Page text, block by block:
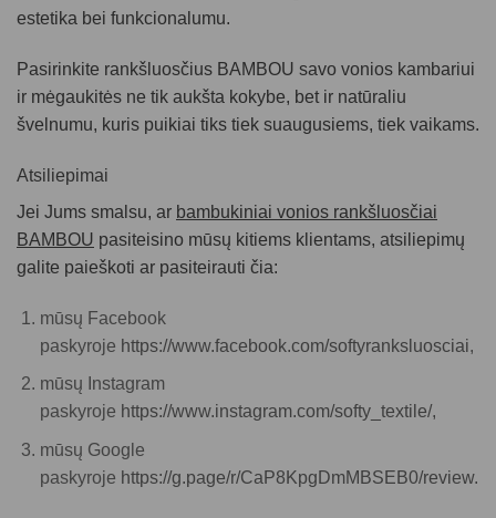
estetika bei funkcionalumu.
Pasirinkite rankšluosčius BAMBOU savo vonios kambariui
ir mėgaukitės ne tik aukšta kokybe, bet ir natūraliu
švelnumu, kuris puikiai tiks tiek suaugusiems, tiek vaikams.
Atsiliepimai
Jei Jums smalsu, ar bambukiniai vonios rankšluosčiai
BAMBOU pasiteisino mūsų kitiems klientams, atsiliepimų
galite paieškoti ar pasiteirauti čia:
mūsų Facebook
paskyroje https://www.facebook.com/softyranksluosciai,
mūsų Instagram
paskyroje https://www.instagram.com/softy_textile/,
mūsų Google
paskyroje https://g.page/r/CaP8KpgDmMBSEB0/review.